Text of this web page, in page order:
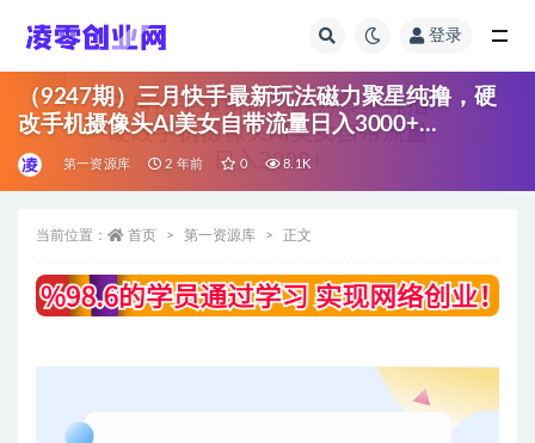
登录
（9247期）三月快手最新玩法磁力聚星纯撸，硬
改手机摄像头AI美女自带流量日入3000+…
第一资源库 2 年前 0 8.1K
当前位置： 首页 第一资源库 正文